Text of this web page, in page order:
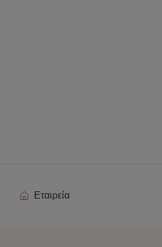
Εταιρεία